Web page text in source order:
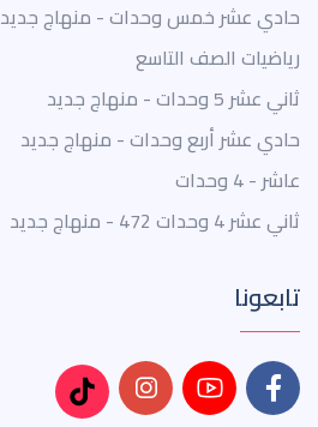
حادي عشر خمس وحدات - منهاج جديد
رياضيات الصف التاسع
ثاني عشر 5 وحدات - منهاج جديد
حادي عشر أربع وحدات - منهاج جديد
عاشر - 4 وحدات
ثاني عشر 4 وحدات 472 - منهاج جديد
تابعونا